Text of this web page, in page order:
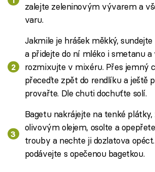
zalejte zeleninovým vývarem a
varu.
Jakmile je hrášek měkký,
a přidejte do ní mléko i smetanu a
rozmixujte v mixéru. Přes jemný
přeceďte zpět do rendlíku a ještě
provařte. Dle chuti dochuťte solí.
Bagetu nakrájejte na tenké plátky,
olivovým olejem, osolte a
trouby a nechte ji dozlatova
podávejte s opečenou bagetkou.